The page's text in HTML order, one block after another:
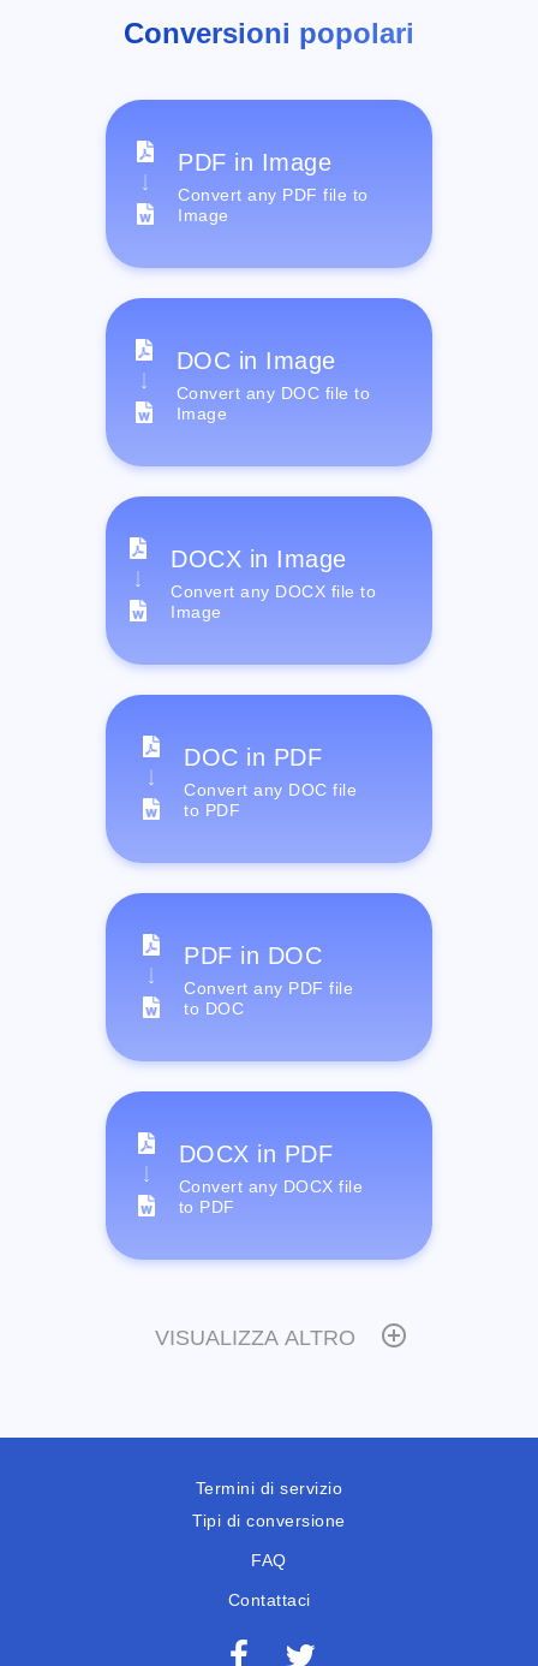
Conversioni popolari
PDF in Image
Convert any PDF file to
Image
DOC in Image
Convert any DOC file to
Image
DOCX in Image
Convert any DOCX file to
Image
DOC in PDF
Convert any DOC file
to PDF
PDF in DOC
Convert any PDF file
to DOC
DOCX in PDF
Convert any DOCX file
to PDF
VISUALIZZA ALTRO
Termini di servizio
Tipi di conversione
FAQ
Contattaci